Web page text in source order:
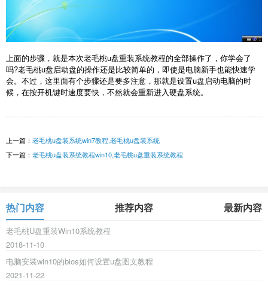
上面的步骤，就是本次老毛桃u盘重装系统教程的全部操作了，你学会了
吗?老毛桃u盘启动盘的操作还是比较简单的，即使是电脑新手也能快速学
会。不过，这里面有个步骤还是要多注意，那就是设置u盘启动电脑的时
候，在按开机键时速度要快，不然就会重新进入硬盘系统。
上一篇： 老毛桃u盘装系统win7教程,老毛桃u盘装系统
下一篇： 老毛桃u盘装系统教程win10,老毛桃u盘重装系统教程
热门内容 推荐内容 最新内容
老毛桃U盘重装Win10系统教程
2018-11-10
电脑安装win10的bios如何设置u盘图文教程
2021-11-22